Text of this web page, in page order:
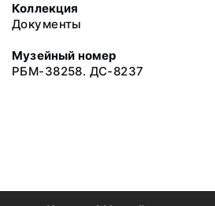
Коллекция
Документы
Музейный номер
РБМ-38258. ДС-8237